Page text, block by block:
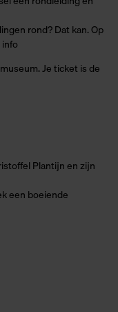
rond? Dat kan. Op
Je ticket is de
Plantijn en zijn
een boeiende